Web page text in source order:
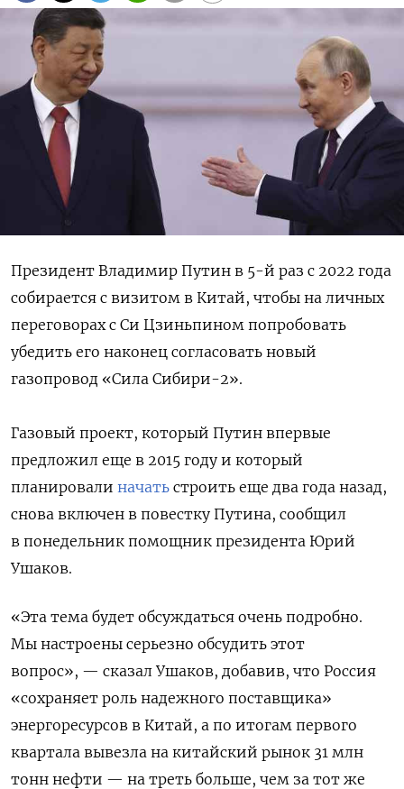
Президент Владимир Путин в 5-й раз с 2022 года
собирается с визитом в Китай, чтобы на личных
переговорах с Си Цзиньпином попробовать
убедить его наконец согласовать новый
газопровод «Сила Сибири-2».
Газовый проект, который Путин впервые
предложил еще в 2015 году и который
планировали начать строить еще два года назад,
снова включен в повестку Путина, сообщил
в понедельник помощник президента Юрий
Ушаков.
«Эта тема будет обсуждаться очень подробно.
Мы настроены серьезно обсудить этот
вопрос», — сказал Ушаков, добавив, что Россия
«сохраняет роль надежного поставщика»
энергоресурсов в Китай, а по итогам первого
квартала вывезла на китайский рынок 31 млн
тонн нефти — на треть больше, чем за тот же